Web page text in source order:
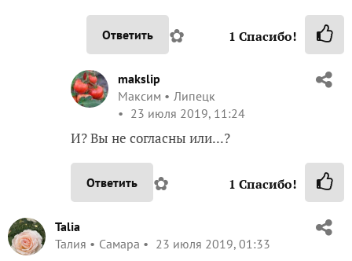
Ответить ✿ 1 Спасибо!
makslip
Максим
Липецк
23 июля 2019, 11:24
И? Вы не согласны или...?
Ответить ✿ 1 Спасибо!
Talia
Талия
Самара 23 июля 2019, 01:33